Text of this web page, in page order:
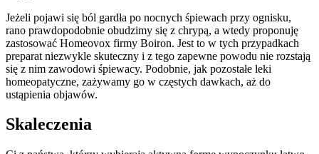
Jeżeli pojawi się ból gardła po nocnych śpiewach przy ognisku,
rano prawdopodobnie obudzimy się z chrypą, a wtedy proponuję
zastosować Homeovox firmy Boiron. Jest to w tych przypadkach
preparat niezwykle skuteczny i z tego zapewne powodu nie rozstają
się z nim zawodowi śpiewacy. Podobnie, jak pozostałe leki
homeopatyczne, zażywamy go w częstych dawkach, aż do
ustąpienia objawów.
Skaleczenia